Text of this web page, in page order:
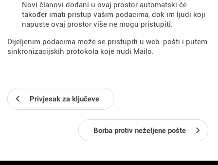
Novi članovi dodani u ovaj prostor automatski će
također imati pristup vašim podacima, dok im ljudi koji
napuste ovaj prostor više ne mogu pristupiti.
Dijeljenim podacima može se pristupiti u web-pošti i putem
sinkronizacijskih protokola koje nudi Mailo.
Privjesak za ključeve
Borba protiv neželjene pošte